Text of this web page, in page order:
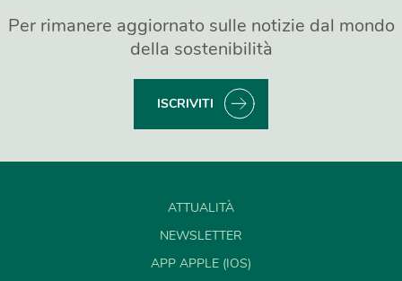
Per rimanere aggiornato sulle notizie dal mondo
della sostenibilità
ISCRIVITI
ATTUALITÀ
NEWSLETTER
APP APPLE (IOS)